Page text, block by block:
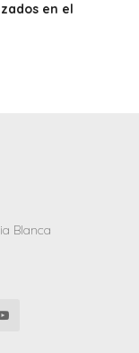
en el
Blanca